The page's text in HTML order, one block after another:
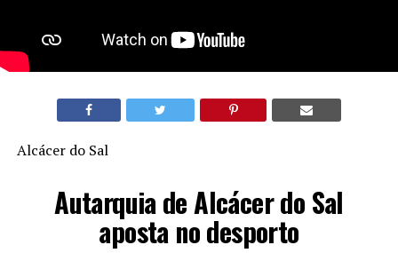
Alcácer do Sal
Autarquia de Alcácer do Sal
aposta no desporto